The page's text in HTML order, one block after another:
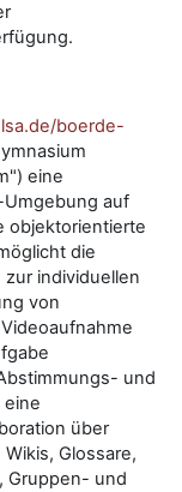
boerde-
eine
Umgebung auf
objektorientierte
die
individuellen
von
und
über
Glossare,
Gruppen- und